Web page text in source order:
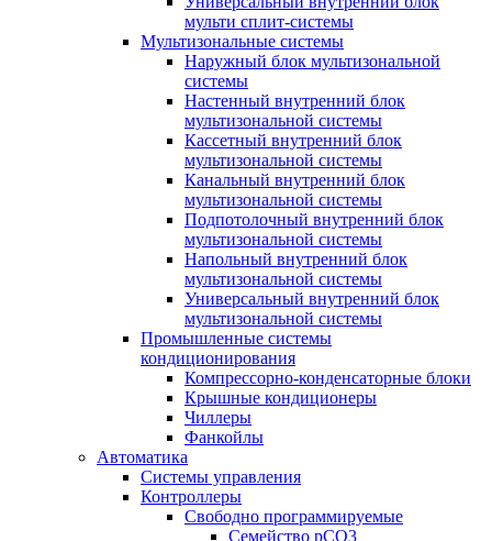
мульти сплит-системы
Мультизональные системы
Наружный блок мультизональной
системы
Настенный внутренний блок
мультизональной системы
Кассетный внутренний блок
мультизональной системы
Канальный внутренний блок
мультизональной системы
Подпотолочный внутренний блок
мультизональной системы
Напольный внутренний блок
мультизональной системы
Универсальный внутренний блок
мультизональной системы
Промышленные системы
кондиционирования
Компрессорно-конденсаторные блоки
Крышные кондиционеры
Чиллеры
Фанкойлы
Автоматика
Системы управления
Контроллеры
Свободно программируемые
Семейство pCO3